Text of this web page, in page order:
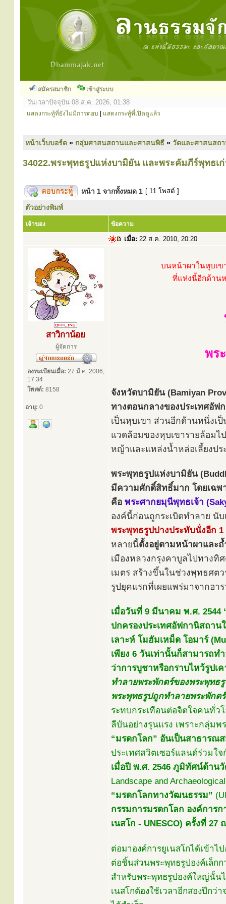
สมัครสมาชิก เข้าสู่ระบบ
วันเวลาปัจจุบัน 08 ส.ค. 2026, 01:38
แสดงกระทู้ที่ยังไม่มีการตอบ แสดงกระทู้ที่เปิดดูแล้ว
หน้าเว็บบอร์ด » กลุ่มศาสนสถานและศาสนพิธี » วัดและศาสนสถ
34022.พระพุทธรูปแห่งบามิยัน และพระคัมภีร์พุทธเ
หน้า 1 จากทั้งหมด 1 [ 11 โพสต์ ]
ตัวอย่างพิมพ์
เจ้าของ ข้อความ
เมื่อ: 22 ส.ค. 2010, 20:20
สาวิกาน้อย
ผู้จัดการ
ลงทะเบียนเมื่อ: 27 มี.ค. 2006,
17:34
โพสต์: 8158
อายุ: 0
บนหน้าผาในหุบเข
ที่แห่งนี้อีกด้าน
พร
จังหวัดบามิยัน (Bamiyan
ทางตอนกลางของประเทศอัฟ
เป็นหุบเขา ส่วนอีกด้านหนึ่งเ
แวดล้อมของหุบเขารายล้อม
หญ้าและแหล่งน้ำหล่อเลี้ยงป
พระพุทธรูปแห่งบามิยัน
มีความศักดิ์สิทธิ์มาก โดยเฉ
คือ พระศากยมุนีพุทธเจ้า
องค์นี้ก่อนถูกระเบิดทำลาย นั
พระพุทธรูปปางประทับนั่งอีก 1
หลายนี้ตั้งอยู่ตามหน้าผาและ
เมืองหลวงกรุงคาบูลไปทางทิ
เมตร สร้างขึ้นในช่วงพุทธศต
รูปยุคแรกที่เผยแพร่มาจากอา
เมื่อวันที่ 9 มีนาคม พ.ศ. 2544
ปกครองประเทศอัฟกานิสถา
เลาะห์ โมฮัมเหม็ด โอมาร์
เพียง 6 วันเท่านั้นก็สามารถ
ว่าการบูชาหรือกราบไหว้รูป
ทำลายพระพักตร์ของพระพุทธ
พระพุทธรูปถูกทำลายพระพัก
ระทบกระเทือนต่อจิตใจคนทั่ว
ลีบันอย่างรุนแรง เพราะกลุ่ม
“มรดกโลก” อันเป็นสาธาร
ประเทศสวิตเซอร์แลนด์ร่วม
เมื่อปี พ.ศ. 2546 ภูมิทัศน์ด้า
Landscape and
“มรดกโลกทางวัฒนธรรม”
กรรมการมรดกโลก องค์การ
เนสโก - UNESCO) ครั้งที่ 27
ต่อมาองค์การยูเนสโกได้เข้า
ต่อชิ้นส่วนพระพุทธรูปองค์เล็ก
สำหรับพระพุทธรูปองค์ใหญ่นั้น
เนสโกต้องใช้เวลาอีกสองปีก